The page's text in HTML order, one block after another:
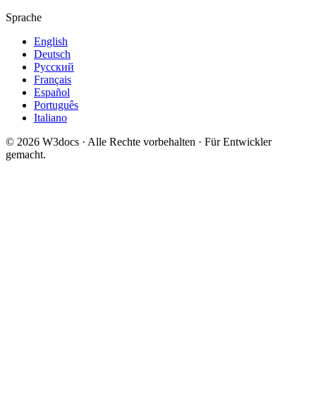
Sprache
English
Deutsch
Русский
Français
Español
Português
Italiano
© 2026 W3docs · Alle Rechte vorbehalten · Für Entwickler
gemacht.